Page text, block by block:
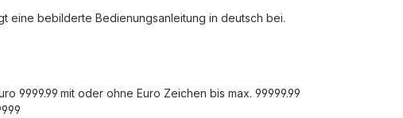
eine bebilderte Bedienungsanleitung in deutsch bei.
9999.99 mit oder ohne Euro Zeichen bis max. 99999.99